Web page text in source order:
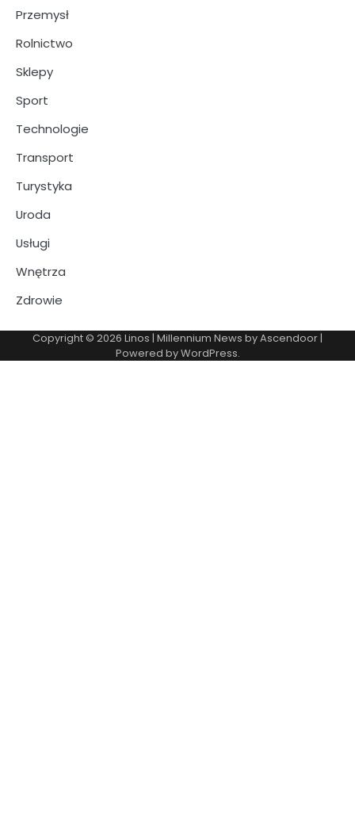
Przemysł
Rolnictwo
Sklepy
Sport
Technologie
Transport
Turystyka
Uroda
Usługi
Wnętrza
Zdrowie
Copyright © 2026 Linos | Millennium News byAscendoor |
Powered byWordPress.